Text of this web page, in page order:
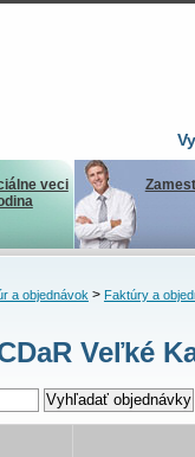
veci
a objednávok> Faktúry a
Veľké